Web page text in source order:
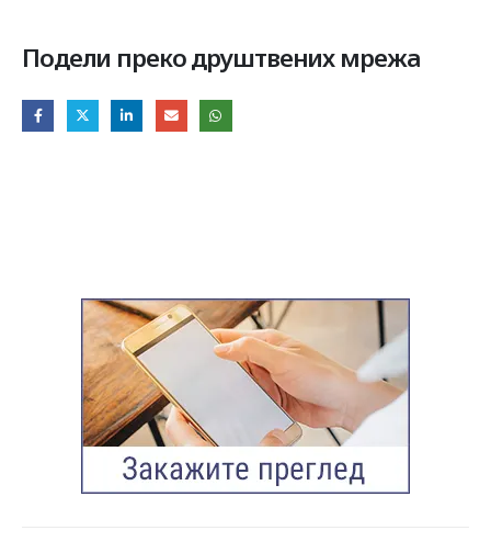
Подели преко друштвених мрежа